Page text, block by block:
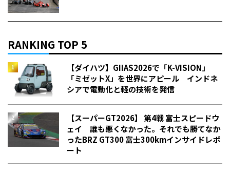
RANKING TOP 5
【ダイハツ】GIIAS2026で「K-VISION」
「ミゼットX」を世界にアピール インドネ
シアで電動化と軽の技術を発信
【スーパーGT2026】 第4戦 富士スピードウ
ェイ 誰も悪くなかった。それでも勝てなか
った――BRZ GT300 富士300kmインサイドレポ
ート